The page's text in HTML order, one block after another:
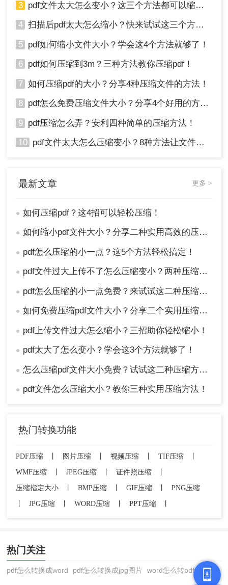
3 pdf文件太大怎么变小？这三个方法都可以缩小！
4 扫描后pdf太大怎么缩小？快来试试这三个方法！
5 pdf如何缩小文件大小？学会这4个方法就够了！
6 pdf如何压缩到3m？三种方法教你压缩pdf！
7 如何压缩pdf的大小？分享4种压缩文件的方法！
8 pdf怎么免费压缩文件大小？分享4个好用的方法，简单又快捷！
9 pdf压缩怎么弄？安利四种简单的压缩方法！
10 pdf文件太大怎么压缩变小？8种方法让文件轻松"瘦身"！
最新文章 更多 >
● 如何压缩pdf？这4招可以轻松压缩！
● 如何缩小pdf文件大小？分享二种实用高效的压缩方法！
● pdf怎么压缩的小一点？这5个方法轻松搞定！
● pdf文件过大上传不了怎么压缩变小？两种压缩方法帮你轻松解决！
● pdf怎么压缩的小一点免费？来试试这二种压缩方法！
● 如何免费压缩pdf文件大小？分享二个实用压缩方法！
● pdf上传文件过大怎么缩小？三招助你轻松缩小！
● pdf太大了怎么变小？学会这3个方法就够了！
● 怎么压缩pdf文件大小免费？试试这二种压缩方法！
● pdf文件怎么压缩大小？教你三种实用压缩方法！
热门转换功能
PDF压缩 图片压缩 视频压缩 TIF压缩
WMF压缩
JPEG压缩 证件照压缩
压缩指定大小
BMP压缩 GIF压缩
PNG压缩
JPG压缩 WORD压缩 PPT压缩
热门关注
pdf怎么转换成word pdf怎么转换成jpg图片 word怎么转pdf